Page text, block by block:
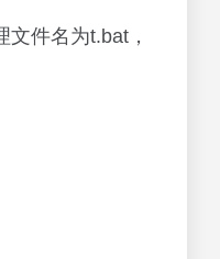
件名为t.bat，